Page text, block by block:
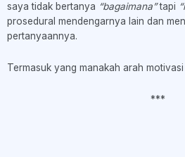
saya tidak bertanya “bagaimana”tapi
prosedural mendengarnya lain dan
pertanyaannya.
Termasuk yang manakah arah motivasi
***